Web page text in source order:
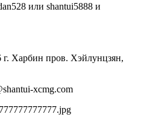
или shantui5888 и
г. Харбин пров. Хэйлунцзян,
xcmg.com